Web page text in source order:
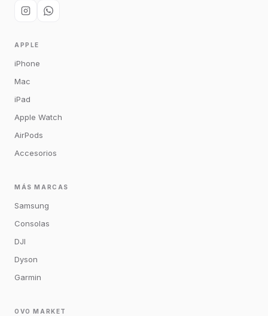
APPLE
iPhone
Mac
iPad
Apple Watch
AirPods
Accesorios
MÁS MARCAS
Samsung
Consolas
DJI
Dyson
Garmin
OVO MARKET